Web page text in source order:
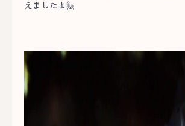
えましたよ🙋